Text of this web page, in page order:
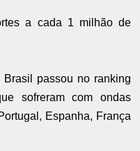
a cada 1 milhão de
passou no ranking
sofreram com ondas
Espanha, França